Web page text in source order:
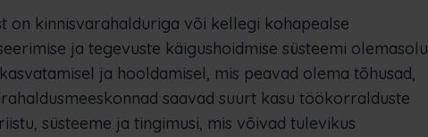
on kinnisvarahalduriga või kellegi kohapealse
ja tegevuste käigushoidmise süsteemi olemasolu
ja hooldamisel, mis peavad olema tõhusad,
saavad suurt kasu töökorralduste
süsteeme ja tingimusi, mis võivad tulevikus